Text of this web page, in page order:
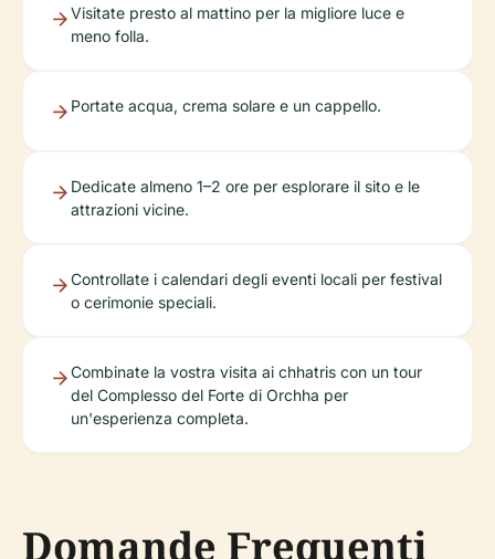
Visitate presto al mattino per la migliore luce e
meno folla.
Portate acqua, crema solare e un cappello.
Dedicate almeno 1–2 ore per esplorare il sito e le
attrazioni vicine.
Controllate i calendari degli eventi locali per festival
o cerimonie speciali.
Combinate la vostra visita ai chhatris con un tour
del Complesso del Forte di Orchha per
un'esperienza completa.
Domande Frequenti